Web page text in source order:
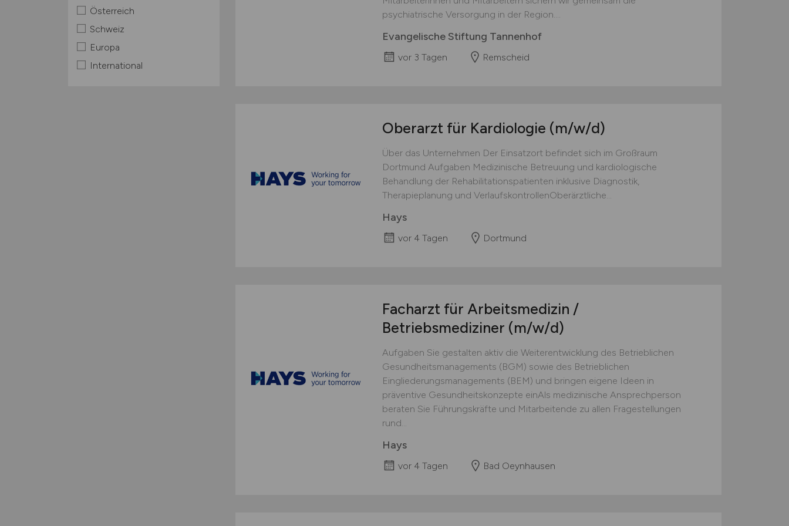
Österreich
Schweiz
Europa
International
psychiatrische Versorgung in der Region....
Evangelische Stiftung Tannenhof
vor 3 Tagen Remscheid
Oberarzt für Kardiologie (m/w/d)
Über das Unternehmen Der Einsatzort befindet sich im Großraum
Dortmund Aufgaben Medizinische Betreuung und kardiologische
Behandlung der Rehabilitationspatienten inklusive Diagnostik,
Therapieplanung und VerlaufskontrollenOberärztliche...
Hays
vor 4 Tagen Dortmund
Facharzt für Arbeitsmedizin /
Betriebsmediziner (m/w/d)
Aufgaben Sie gestalten aktiv die Weiterentwicklung des Betrieblichen
Gesundheitsmanagements (BGM) sowie des Betrieblichen
Eingliederungsmanagements (BEM) und bringen eigene Ideen in
präventive Gesundheitskonzepte einAls medizinische Ansprechperson
beraten Sie Führungskräfte und Mitarbeitende zu allen Fragestellungen
rund...
Hays
vor 4 Tagen Bad Oeynhausen